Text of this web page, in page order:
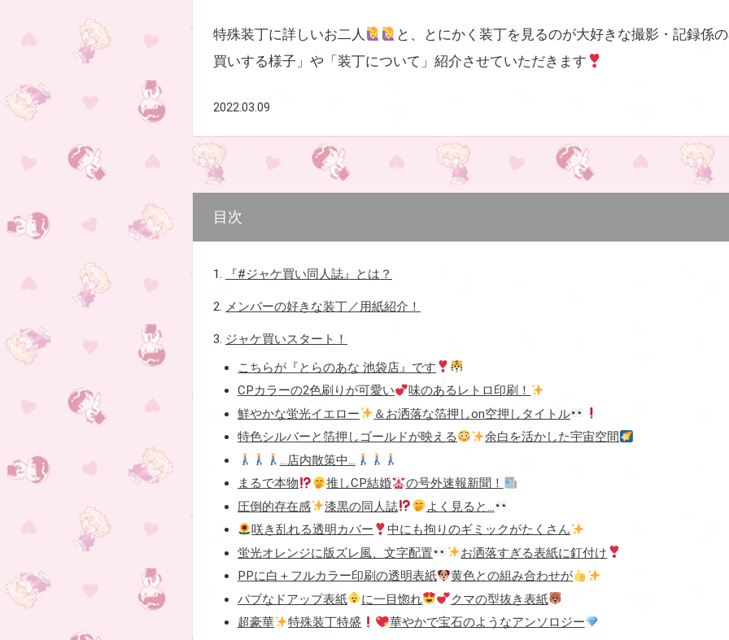
特殊装丁に詳しいお二人
と、とにかく装丁を見るのが大好きな撮影・記録係
買いする様子」や「装丁について」紹介させていただきます
2022.03.09
目次
1. 『#ジャケ買い同人誌』とは？
2. メンバーの好きな装丁／用紙紹介！
3. ジャケ買いスタート！
こちらが『とらのあな 池袋店』です
CPカラーの2色刷りが可愛い
味のあるレトロ印刷！
鮮やかな蛍光イエロー
＆お洒落な箔押しon空押しタイトル
特色シルバーと箔押しゴールドが映える
余白を活かした宇宙空間
…店内散策中…
まるで本物
推しCP結婚
の号外速報新聞！
圧倒的存在感
漆黒の同人誌
よく見ると…
咲き乱れる透明カバー
中にも拘りのギミックがたくさん
蛍光オレンジに版ズレ風、文字配置
お洒落すぎる表紙に釘付け
PPに白＋フルカラー印刷の透明表紙
黄色との組み合わせが
バブなドアップ表紙
に一目惚れ
クマの型抜き表紙
超豪華
特殊装丁特盛 華やかで宝石のようなアンソロジー